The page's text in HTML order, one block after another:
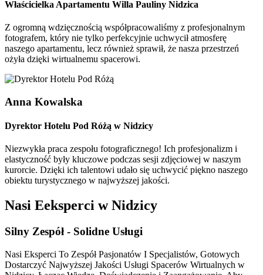
Właścicielka Apartamentu Willa Pauliny Nidzica
Z ogromną wdzięcznością współpracowaliśmy z profesjonalnym
fotografem, który nie tylko perfekcyjnie uchwycił atmosferę
naszego apartamentu, lecz również sprawił, że nasza przestrzeń
ożyła dzięki wirtualnemu spacerowi.
Anna Kowalska
Dyrektor Hotelu Pod Różą w Nidzicy
Niezwykła praca zespołu fotograficznego! Ich profesjonalizm i
elastyczność były kluczowe podczas sesji zdjęciowej w naszym
kurorcie. Dzięki ich talentowi udało się uchwycić piękno naszego
obiektu turystycznego w najwyższej jakości.
Nasi Eeksperci w Nidzicy
Silny Zespół - Solidne Usługi
Nasi Eksperci To Zespół Pasjonatów I Specjalistów, Gotowych
Dostarczyć Najwyższej Jakości Usługi Spacerów Wirtualnych w